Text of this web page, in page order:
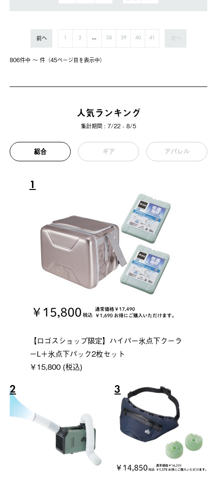
806件中 〜 件（45ページ⽬を表⽰中）
前へ 1 2 ... 38 39 40 41 次へ
人気ランキング
集計期間 : 7/22 - 8/5
総合 ギア アパレル
1
【ロゴスショップ限定】ハイパー氷点下クーラ
ーL＋氷点下パック2枚セット
￥15,800 (税込)
2 3